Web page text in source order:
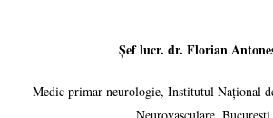
Șef lucr. dr. Florian
Medic primar neurologie, Institutul Național